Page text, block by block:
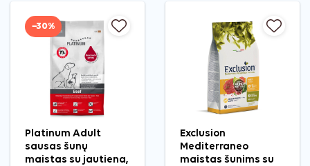
−30%
Platinum Adult
sausas šunų
maistas su jautiena,
Exclusion
Mediterraneo
maistas šunims su